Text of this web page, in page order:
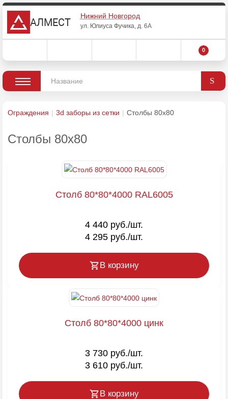
АЛМЕСТ
Нижний Новгород
ул. Юлиуса Фучика, д. 6А
0
Ограждения 3d заборы из сетки Столбы 80х80
Столбы 80х80
Столб 80*80*4000 RAL6005
4 440 руб./шт.
4 295 руб./шт.
В корзину
Столб 80*80*4000 цинк
3 730 руб./шт.
3 610 руб./шт.
В корзину